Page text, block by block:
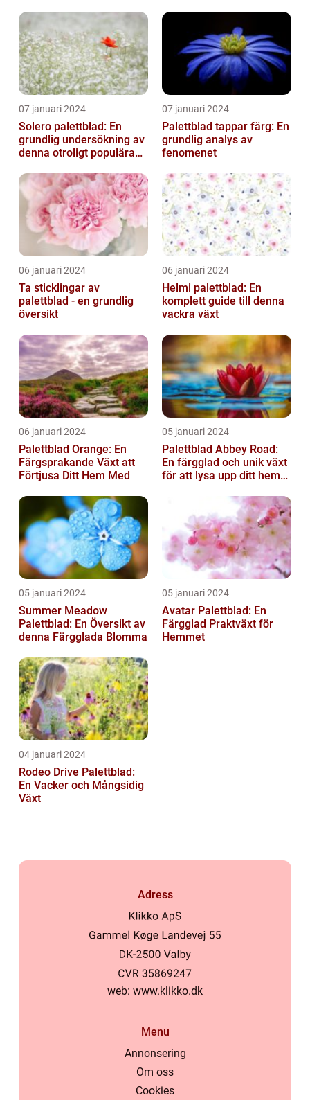
07 januari 2024
Solero palettblad: En
grundlig undersökning av
denna otroligt populära
07 januari 2024
Palettblad tappar färg: En
grundlig analys av
fenomenet
06 januari 2024
Ta sticklingar av
palettblad - en grundlig
översikt
06 januari 2024
Helmi palettblad: En
komplett guide till denna
vackra växt
06 januari 2024
Palettblad Orange: En
Färgsprakande Växt att
Förtjusa Ditt Hem Med
05 januari 2024
Palettblad Abbey Road:
En färgglad och unik växt
för att lysa upp ditt hem
05 januari 2024
Summer Meadow
Palettblad: En Översikt av
denna Färgglada Blomma
05 januari 2024
Avatar Palettblad: En
Färgglad Praktväxt för
Hemmet
04 januari 2024
Rodeo Drive Palettblad:
En Vacker och Mångsidig
Växt
Adress
web: www.klikko.dk
Menu
Annonsering
Om oss
Cookies